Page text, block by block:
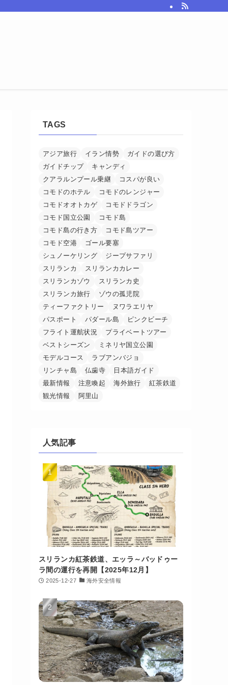
TAGS
アジア旅行 イラン情勢
ガイドの選び方
ガイドチップ
キャンディ
クアラルンプール乗継
コスパが良い
コモドのホテル
コモドのレンジャー
コモドオオトカゲ
コモドドラゴン
コモド国立公園
コモド島
コモド島の行き方
コモド島ツアー
コモド空港
ゴール要塞
シュノーケリング
ジープサファリ
スリランカ
スリランカカレー
スリランカゾウ
スリランカ史
スリランカ旅行
ゾウの孤児院
ティーファクトリー
ヌワラエリヤ
パスポート
パダール島
ピンクビーチ
フライト運航状況
プライベートツアー
ベストシーズン
ミネリヤ国立公園
モデルコース
ラブアンバジョ
リンチャ島
仏歯寺
日本語ガイド
最新情報
注意喚起 海外旅行
紅茶鉄道
観光情報
阿里山
人気記事
スリランカ紅茶鉄道、エッラ～バッドゥー
ラ間の運行を再開【2025年12月】
2025-12-27 海外安全情報